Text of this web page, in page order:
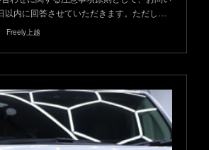
以内に回答させていただきます。ただし…
Freely上越